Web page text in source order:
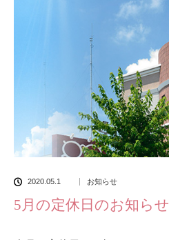
2020.05.1 お知らせ
5月の定休日のお知らせ